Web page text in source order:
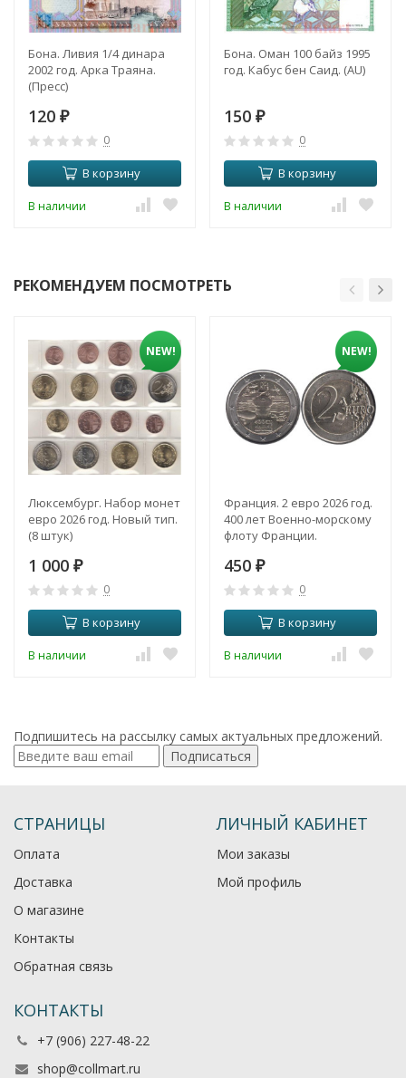
Бона. Ливия 1/4 динара
2002 год. Арка Траяна.
(Пресс)
120 ₽
0
В корзину
В наличии
Бона. Оман 100 байз 1995
год. Кабус бен Саид. (AU)
150 ₽
0
В корзину
В наличии
РЕКОМЕНДУЕМ ПОСМОТРЕТЬ
NEW!
Люксембург. Набор монет
евро 2026 год. Новый тип.
(8 штук)
1 000 ₽
0
В корзину
В наличии
NEW!
Франция. 2 евро 2026 год.
400 лет Военно-морскому
флоту Франции.
450 ₽
0
В корзину
В наличии
Подпишитесь на рассылку самых актуальных предложений.
Подписаться
СТРАНИЦЫ
Оплата
Доставка
О магазине
Контакты
Обратная связь
ЛИЧНЫЙ КАБИНЕТ
Мои заказы
Мой профиль
КОНТАКТЫ
+7 (906) 227-48-22
shop@collmart.ru